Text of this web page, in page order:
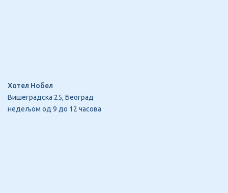
Хотел Нобел
Вишеградска 25, Београд
недељом од 9 до 12 часова